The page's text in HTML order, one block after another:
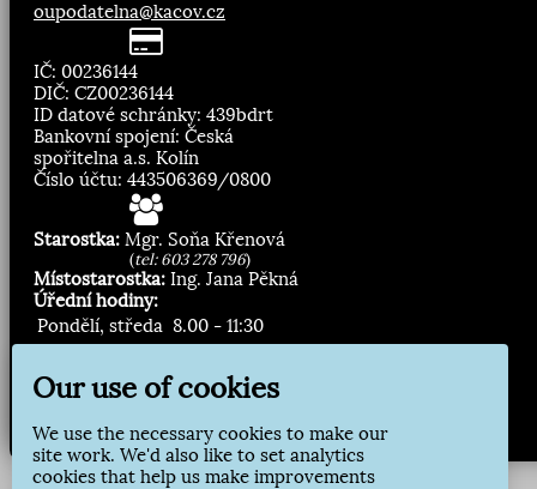
oupodatelna@kacov.cz
IČ: 00236144
DIČ: CZ00236144
ID datové schránky: 439bdrt
Bankovní spojení: Česká
spořitelna a.s. Kolín
Číslo účtu: 443506369/0800
Starostka: Mgr. Soňa Křenová
(tel: 603 278 796)
Místostarostka: Ing. Jana Pěkná
Úřední hodiny:
Pondělí, středa 8.00 - 11:30
Přihlásit odběr
Our use of cookies
We use the necessary cookies to make our
site work. We'd also like to set analytics
cookies that help us make improvements